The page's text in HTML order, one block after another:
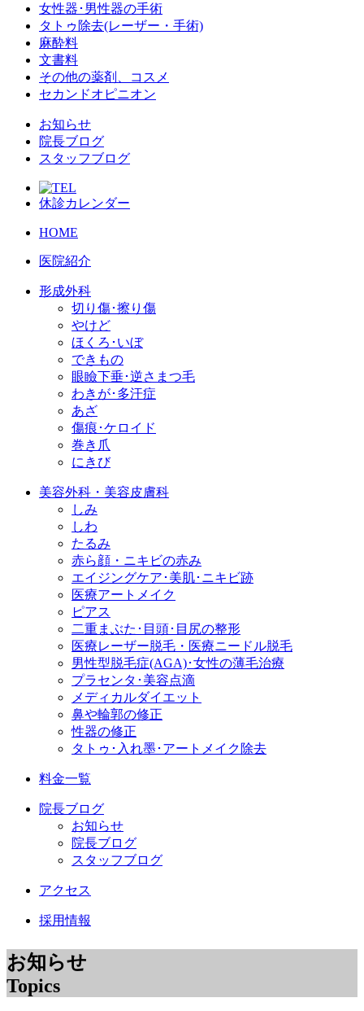
女性器･男性器の手術
タトゥ除去(レーザー・手術)
麻酔料
文書料
その他の薬剤、コスメ
セカンドオピニオン
お知らせ
院長ブログ
スタッフブログ
休診カレンダー
HOME
医院紹介
形成外科
切り傷･擦り傷
やけど
ほくろ･いぼ
できもの
眼瞼下垂･逆さまつ毛
わきが･多汗症
あざ
傷痕･ケロイド
巻き爪
にきび
美容外科・美容皮膚科
しみ
しわ
たるみ
赤ら顔・ニキビの赤み
エイジングケア･美肌･ニキビ跡
医療アートメイク
ピアス
二重まぶた･目頭･目尻の整形
医療レーザー脱毛・医療ニードル脱毛
男性型脱毛症(AGA)･女性の薄毛治療
プラセンタ･美容点滴
メディカルダイエット
鼻や輪郭の修正
性器の修正
タトゥ･入れ墨･アートメイク除去
料金一覧
院長ブログ
お知らせ
院長ブログ
スタッフブログ
アクセス
採用情報
お知らせ
Topics